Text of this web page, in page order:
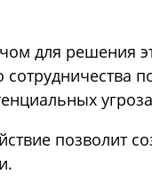
для решения
позволит